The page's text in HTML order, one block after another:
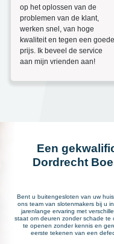
op het oplossen van de
problemen van de klant,
werken snel, van hoge
kwaliteit en tegen een goede
prijs. Ik beveel de service
aan mijn vrienden aan!
Een
Dordrecht
Bent u buitengesloten van uw
ons team van slotenmakers bij u
jarenlange ervaring met
staat om deuren zonder schade te
te openen zonder kennis en
eerste tekenen van een